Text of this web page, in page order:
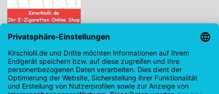
Kirschlolli.de - Ihr E-Zigaretten Online Shop
Kirchplatz 7, 96114 Hirschaid
0171 - 6124207
info@kirschlolli.de